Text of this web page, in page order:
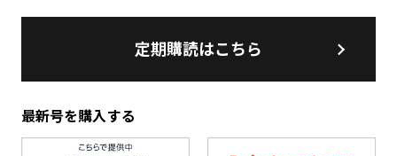
定期購読はこちら
最新号を購入する